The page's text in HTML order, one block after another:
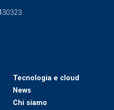
Tecnologia e cloud
News
Chi siamo